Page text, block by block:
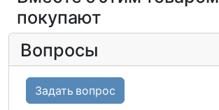
покупают
Вопросы
Задать вопрос